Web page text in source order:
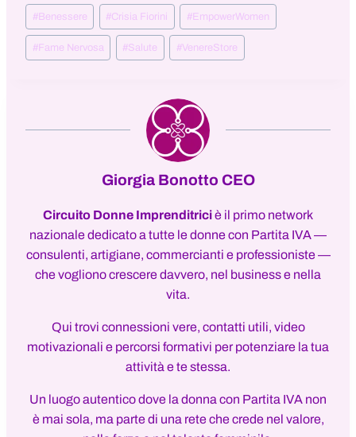
Tag
articolo:
#Benessere #Crisia Fiorini #EmpowerWomen
#Fame Nervosa #Salute #VenereStore
Giorgia Bonotto CEO
Circuito Donne Imprenditriciè il primo network
nazionale dedicato a tutte le donne con Partita IVA —
consulenti, artigiane, commercianti e professioniste —
che vogliono crescere davvero, nel business e nella
vita.
Qui trovi connessioni vere, contatti utili, video
motivazionali e percorsi formativi per potenziare la tua
attività e te stessa.
Un luogo autentico dove la donna con Partita IVA non
è mai sola, ma parte di una rete che crede nel valore,